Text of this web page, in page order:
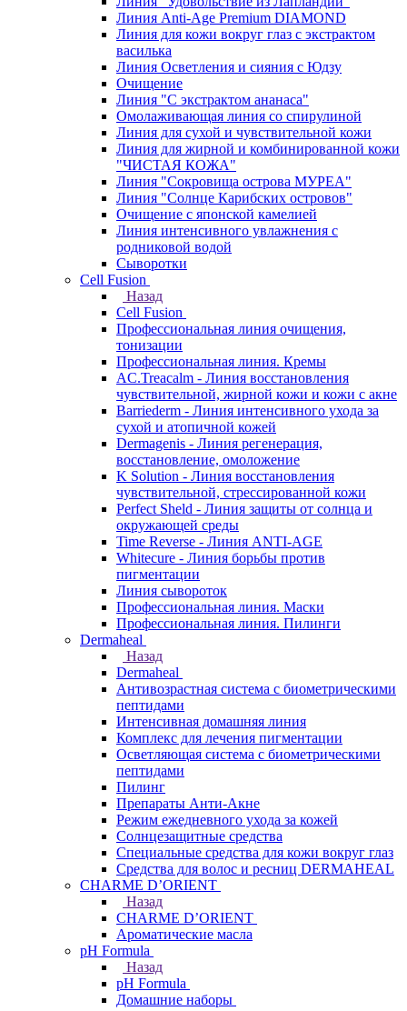
Линия Anti-Age Premium DIAMOND
Линия для кожи вокруг глаз с экстрактом
василька
Линия Осветления и сияния с Юдзу
Очищение
Линия "С экстрактом ананаса"
Омолаживающая линия со спирулиной
Линия для сухой и чувствительной кожи
Линия для жирной и комбинированной кожи
"ЧИСТАЯ КОЖА"
Линия "Сокровища острова МУРЕА"
Линия "Солнце Карибских островов"
Очищение с японской камелией
Линия интенсивного увлажнения с
родниковой водой
Сыворотки
Cell Fusion
Назад
Cell Fusion
Профессиональная линия очищения,
тонизации
Профессиональная линия. Кремы
AC.Treacalm - Линия восстановления
чувствительной, жирной кожи и кожи с акне
Barriederm - Линия интенсивного ухода за
сухой и атопичной кожей
Dermagenis - Линия регенерация,
восстановление, омоложение
K Solution - Линия восстановления
чувствительной, стрессированной кожи
Perfect Sheld - Линия защиты от солнца и
окружающей среды
Time Reverse - Линия ANTI-AGE
Whitecure - Линия борьбы против
пигментации
Линия сывороток
Профессиональная линия. Маски
Профессиональная линия. Пилинги
Dermaheal
Назад
Dermaheal
Антивозрастная система с биометрическими
пептидами
Интенсивная домашняя линия
Комплекс для лечения пигментации
Осветляющая система с биометрическими
пептидами
Пилинг
Препараты Анти-Акне
Режим ежедневного ухода за кожей
Солнцезащитные средства
Специальные средства для кожи вокруг глаз
Средства для волос и ресниц DERMAHEAL
CHARME D’ORIENT
Назад
CHARME D’ORIENT
Ароматические масла
pH Formula
Назад
pH Formula
Домашние наборы